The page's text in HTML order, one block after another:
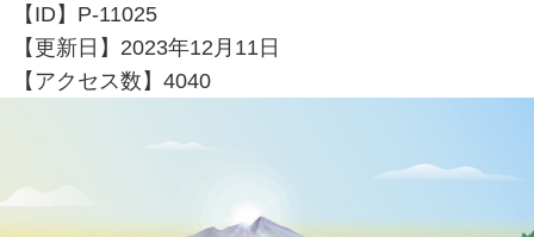
【ID】 P-11025
【更新日】 2023年12月11日
【アクセス数】4040